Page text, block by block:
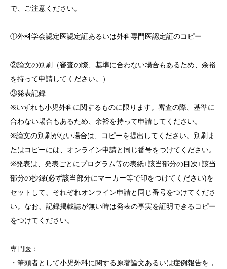
で、ご注意ください。
①外科学会認定医認定証あるいは外科専門医認定証のコピー
②論文の別刷（審査の際、基準に合わない場合もあるため、余裕
を持って申請してください。）
③発表記録
※いずれも小児外科に関するものに限ります。審査の際、基準に
合わない場合もあるため、余裕を持って申請してください。
※論文の別刷がない場合は、コピーを提出してください。別刷ま
たはコピーには、オンライン申請と同じ番号をつけてください。
※発表は、発表ごとにプログラム等の表紙+該当部分の目次+該当
部分の抄録(必ず該当部分にマーカー等で印をつけてください)を
セットして、それぞれオンライン申請と同じ番号をつけてくださ
い。なお、記録掲載誌が無い時は発表の事実を証明できるコピー
をつけてください。
専門医：
・筆頭者として小児外科に関する原著論文あるいは症例報告を，